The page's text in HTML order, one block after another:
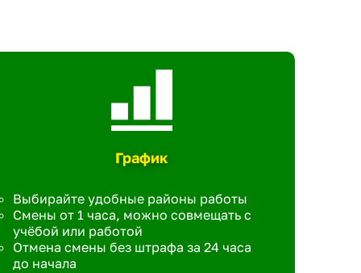
График
Выбирайте удобные районы работы
Смены от 1 часа, можно совмещать с
учёбой или работой
Отмена смены без штрафа за 24 часа
до начала